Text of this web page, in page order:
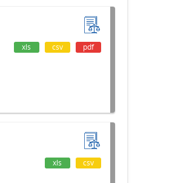
xls csv pdf
xls csv